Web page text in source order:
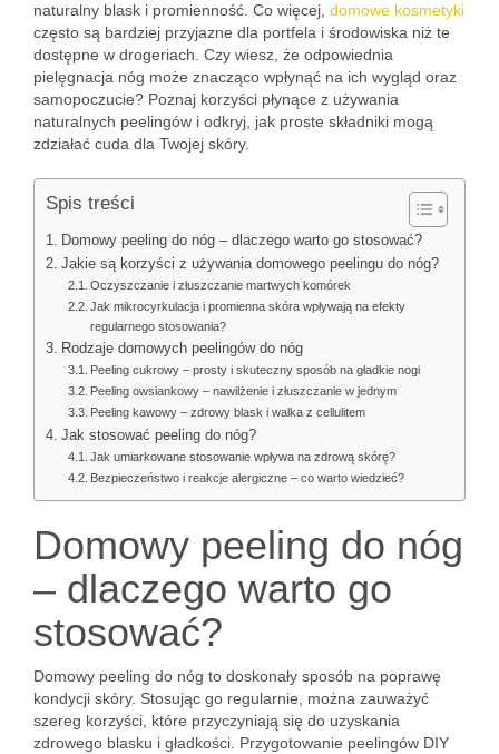
naturalny blask i promienność. Co więcej, domowe kosmetyki
często są bardziej przyjazne dla portfela i środowiska niż te
dostępne w drogeriach. Czy wiesz, że odpowiednia
pielęgnacja nóg może znacząco wpłynąć na ich wygląd oraz
samopoczucie? Poznaj korzyści płynące z używania
naturalnych peelingów i odkryj, jak proste składniki mogą
zdziałać cuda dla Twojej skóry.
Spis treści
Domowy peeling do nóg – dlaczego warto go stosować?
Jakie są korzyści z używania domowego peelingu do nóg?
Oczyszczanie i złuszczanie martwych komórek
Jak mikrocyrkulacja i promienna skóra wpływają na efekty
regularnego stosowania?
Rodzaje domowych peelingów do nóg
Peeling cukrowy – prosty i skuteczny sposób na gładkie nogi
Peeling owsiankowy – nawilżenie i złuszczanie w jednym
Peeling kawowy – zdrowy blask i walka z cellulitem
Jak stosować peeling do nóg?
Jak umiarkowane stosowanie wpływa na zdrową skórę?
Bezpieczeństwo i reakcje alergiczne – co warto wiedzieć?
Domowy peeling do nóg
– dlaczego warto go
stosować?
Domowy peeling do nóg to doskonały sposób na poprawę
kondycji skóry. Stosując go regularnie, można zauważyć
szereg korzyści, które przyczyniają się do uzyskania
zdrowego blasku i gładkości. Przygotowanie peelingów DIY